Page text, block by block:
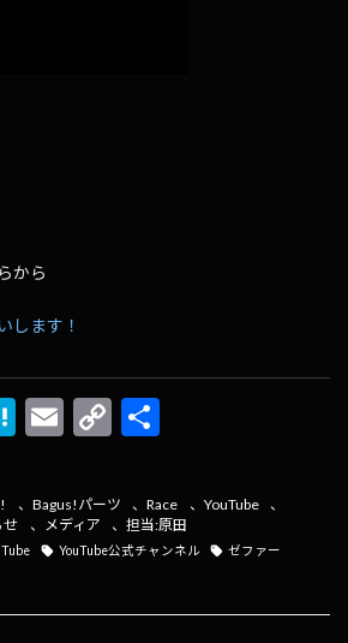
から
します！
H
e
n
a
E
ai
l
C
p
y
Li
n
、 Bagus!パーツ 、Race 、 YouTube
、
せ
、 メディア 、担当:原田
Tube YouTube公式チャンネル ゼファー